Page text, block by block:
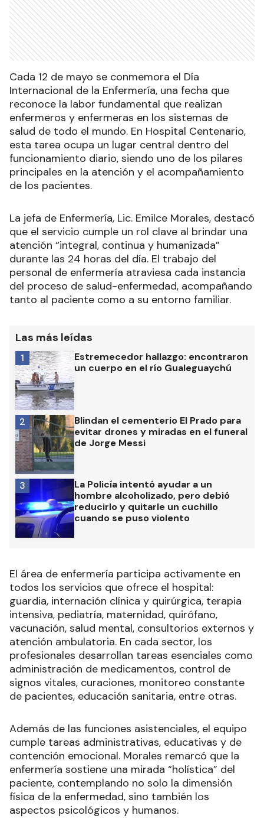
Cada 12 de mayo se conmemora el Día
Internacional de la Enfermería, una fecha que
reconoce la labor fundamental que realizan
enfermeros y enfermeras en los sistemas de
salud de todo el mundo. En Hospital Centenario,
esta tarea ocupa un lugar central dentro del
funcionamiento diario, siendo uno de los pilares
principales en la atención y el acompañamiento
de los pacientes.
La jefa de Enfermería, Lic. Emilce Morales, destacó
que el servicio cumple un rol clave al brindar una
atención “integral, continua y humanizada”
durante las 24 horas del día. El trabajo del
personal de enfermería atraviesa cada instancia
del proceso de salud-enfermedad, acompañando
tanto al paciente como a su entorno familiar.
Las más leídas
Estremecedor hallazgo: encontraron
un cuerpo en el río Gualeguaychú
1
Blindan el cementerio El Prado para
evitar drones y miradas en el funeral
de Jorge Messi
2
La Policía intentó ayudar a un
hombre alcoholizado, pero debió
reducirlo y quitarle un cuchillo
cuando se puso violento
3
El área de enfermería participa activamente en
todos los servicios que ofrece el hospital:
guardia, internación clínica y quirúrgica, terapia
intensiva, pediatría, maternidad, quirófano,
vacunación, salud mental, consultorios externos y
atención ambulatoria. En cada sector, los
profesionales desarrollan tareas esenciales como
administración de medicamentos, control de
signos vitales, curaciones, monitoreo constante
de pacientes, educación sanitaria, entre otras.
Además de las funciones asistenciales, el equipo
cumple tareas administrativas, educativas y de
contención emocional. Morales remarcó que la
enfermería sostiene una mirada “holística” del
paciente, contemplando no solo la dimensión
física de la enfermedad, sino también los
aspectos psicológicos y humanos.